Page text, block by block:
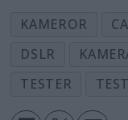
KAMEROR
DSLR
TESTER
TEST